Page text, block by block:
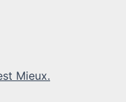
Mieux.